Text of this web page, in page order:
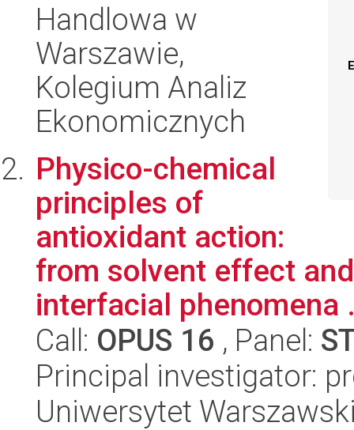
Handlowa w
Warszawie,
Kolegium Analiz
Ekonomicznych
Physico-chemical
principles of
antioxidant action:
from solvent effect
interfacial phenomena
Call: OPUS 16 , Panel:
Principal investigator:
Uniwersytet